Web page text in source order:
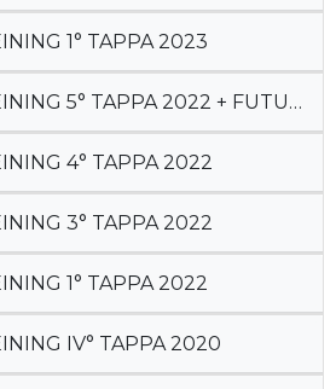
1° TAPPA 2023
5° TAPPA 2022 + FUTURITY LR
4° TAPPA 2022
3° TAPPA 2022
1° TAPPA 2022
IV° TAPPA 2020